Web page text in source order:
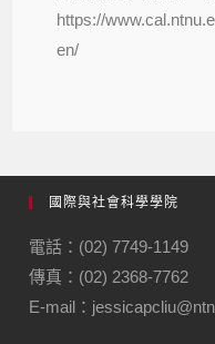
https://
en/
國際與社會科學學院
電話：(02) 7749-1149
傳真：(02) 2368-7762
E-mail：